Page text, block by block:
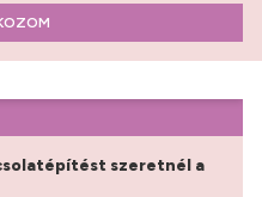
szeretnél a